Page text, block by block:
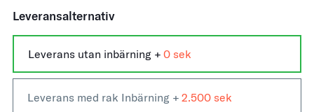
Leveransalternativ
Leverans utan inbärning + 0
Leverans med rak Inbärning + 2.500